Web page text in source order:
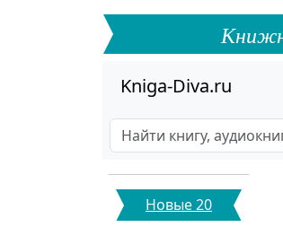
Kniga-Diva.ru
Новые 20